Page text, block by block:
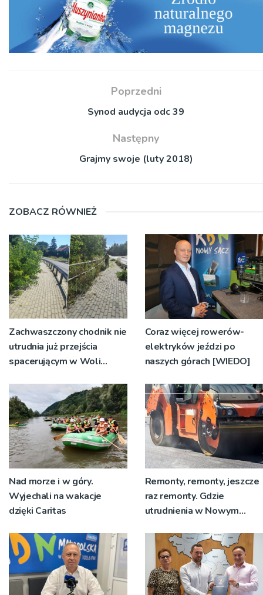
Poprzedni
Synod audycja odc 39
Następny
Grajmy swoje (luty 2018)
ZOBACZ RÓWNIEŻ
Zachwaszczony chodnik nie
utrudnia już przejścia
spacerującym w Woli
RDN
Coraz więcej rowerów-
elektryków jeździ po
naszych górach [WIEDO]
Nad morze i w góry.
Wyjechali na wakacje
dzięki Caritas
Remonty, remonty, jeszcze
raz remonty. Gdzie
utrudnienia w Nowym